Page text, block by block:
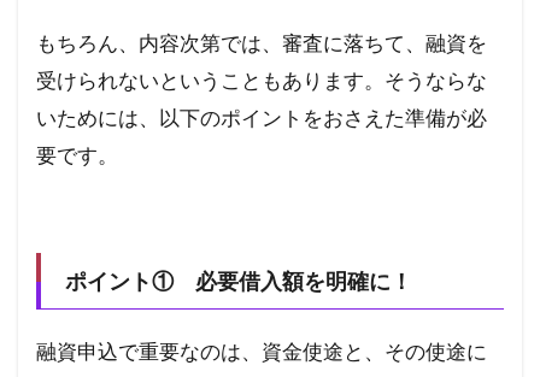
もちろん、内容次第では、審査に落ちて、融資を
受けられないということもあります。 そうならな
いためには、以下のポイントをおさえた準備が必
要です。
ポイント① 必要借入額を明確に！
融資申込で重要なのは、資金使途と、その使途に